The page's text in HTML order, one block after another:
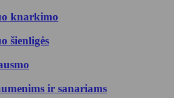
knarkimo
šienligės
ir sanariams